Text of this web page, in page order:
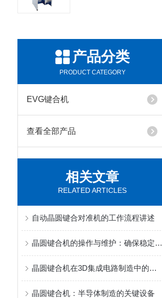
产品分类
PRODUCT CATEGORY
EVG键合机
查看全部产品
相关文章
RELATED ARTICLES
自动晶圆键合对准机的工作流程讲述
晶圆键合机的操作与维护：确保稳定运行的关键
晶圆键合机在3D集成电路制造中的角色
晶圆键合机：半导体制造的关键设备